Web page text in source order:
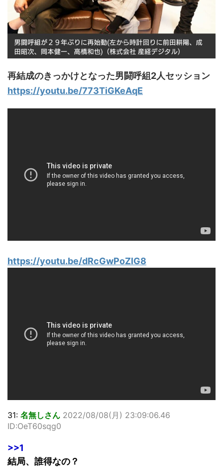
再結成のきっかけとなった男闘呼組2人セッション
https://youtu.be/773TiGKeAqE
https://youtu.be/dRcGwPoZlG8
31: 名無しさん 2022/08/08(月) 23:09:06.46
ID:OeT60sqg0
>>1
結局、誰得なの？